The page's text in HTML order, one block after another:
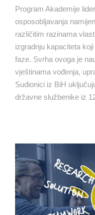
Program Akademije
osposobljavanja
različitim razinama
izgradnju kapaciteta
faze. Svrha ovoga je
vještinama vođenja,
Sudionici iz BiH
državne službenike iz